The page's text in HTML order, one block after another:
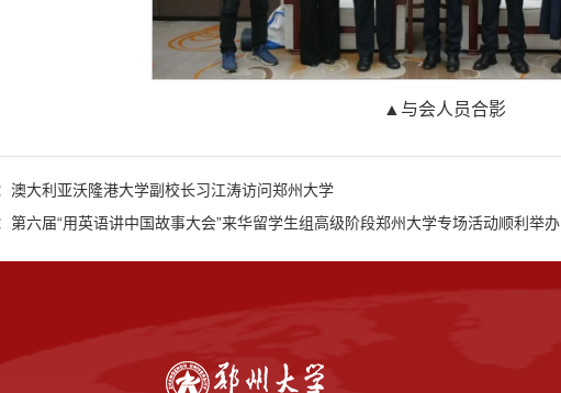
▲与会人员合影
澳大利亚沃隆港大学副校长习江涛访问郑州大学
第六届“用英语讲中国故事大会”来华留学生组高级阶段郑州大学专场活动顺利举办